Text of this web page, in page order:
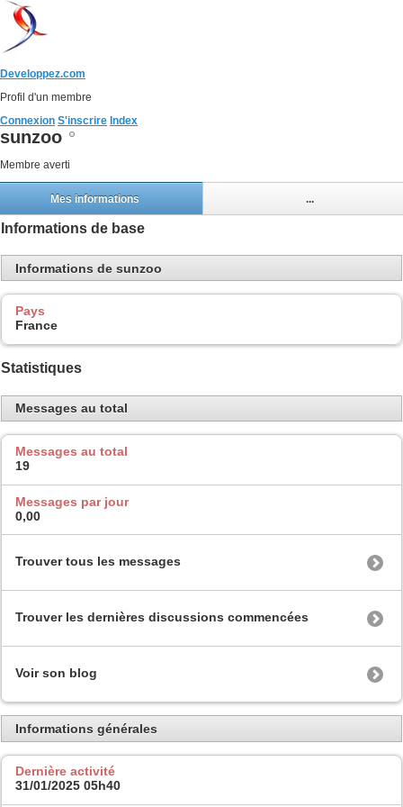
Developpez.com
Profil d'un membre
Connexion S'inscrire Index
sunzoo
Membre averti
Mes informations ...
Informations de base
Informations de sunzoo
Pays
France
Statistiques
Messages au total
Messages au total
19
Messages par jour
0,00
Trouver tous les messages
Trouver les dernières discussions commencées
Voir son blog
Informations générales
Dernière activité
31/01/2025 05h40